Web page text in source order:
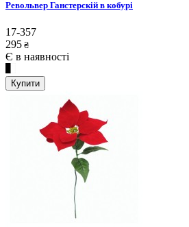
Револьвер Ганстерскій в кобурі
17-357
295 ₴
Є в наявності
Купити